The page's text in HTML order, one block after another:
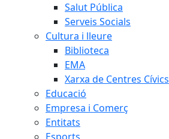
Salut Pública
Serveis Socials
Cultura i lleure
Biblioteca
EMA
Xarxa de Centres Cívics
Educació
Empresa i Comerç
Entitats